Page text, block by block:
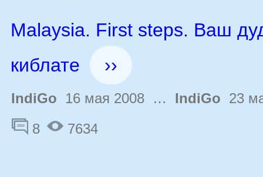
Malaysia. First steps. Ваш
киблате
››
IndiGo 16 мая 2008 … IndiGo 23
8
7634